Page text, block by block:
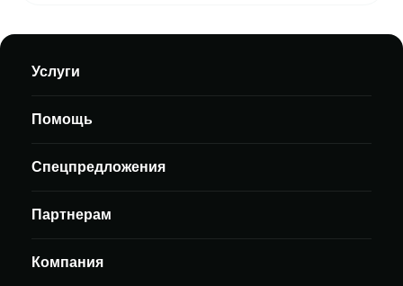
Услуги
Помощь
Спецпредложения
Партнерам
Компания